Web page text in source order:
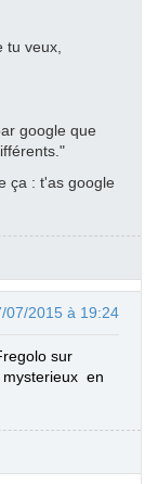
veux,
google que
ça : t'as google
07/2015 à 19:24
sur
mysterieux en